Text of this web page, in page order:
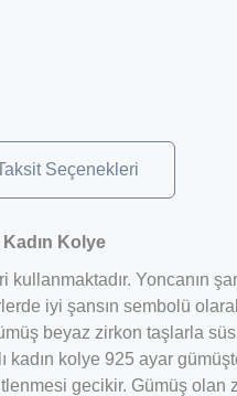
Seçenekleri
Kolye
Yoncanın
iyi şansın sembolü
beyaz zirkon taşlarla
kolye 925 ayar
gecikir. Gümüş